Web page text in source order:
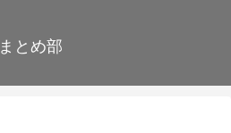
まとめ部